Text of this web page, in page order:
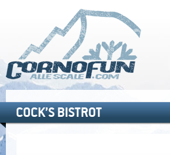
COCK’S BISTROT